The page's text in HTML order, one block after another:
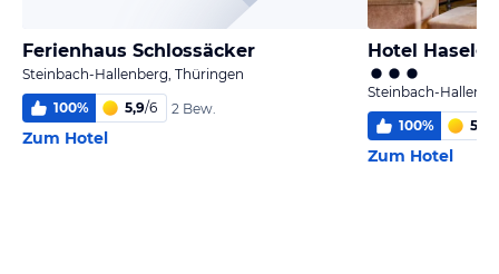
Ferienhaus Schlossäcker
Steinbach-Hallenberg, Thüringen
100% 5,9/6 2 Bew.
Zum Hotel
Hotel
Steinbach-
100% 5,9
Zum Hotel